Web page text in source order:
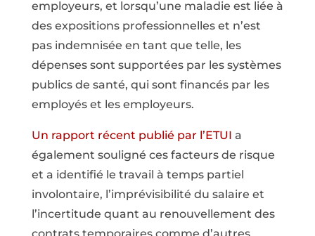
employeurs, et lorsqu’une maladie est liée à
des expositions professionnelles et n’est
pas indemnisée en tant que telle, les
dépenses sont supportées par les systèmes
publics de santé, qui sont financés par les
employés et les employeurs.
Un rapport récent publié par l’ETUI a
également souligné ces facteurs de risque
et a identifié le travail à temps partiel
involontaire, l’imprévisibilité du salaire et
l’incertitude quant au renouvellement des